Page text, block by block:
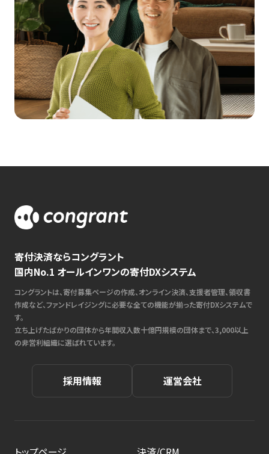
寄付決済ならコングラント
国内No.1 オールインワンの寄付DXシステム
コングラントは、寄付募集ページの作成、オンライン決済、支援者管理、領収書
作成など、ファンドレイジングに必要な全ての機能が揃った寄付DXシステムで
す。
立ち上げたばかりの団体から年間収入数十億円規模の団体まで、3,000以上
の非営利組織に選ばれています。
採用情報 運営会社